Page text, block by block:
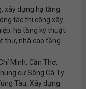
xây dựng hạ tầng
tác thi công xây
hạ tầng kỹ thuật;
thự, nhà cao tầng
Minh, Cần Thơ,
cư Sông Cà Ty -
Tàu, Xây dựng